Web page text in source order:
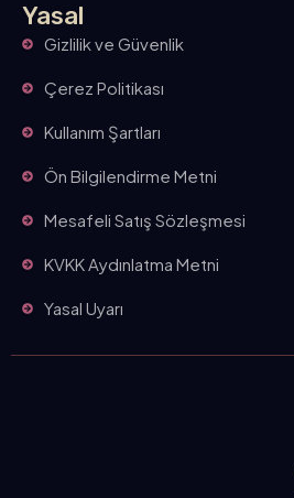
Yasal
Gizlilik ve Güvenlik
Çerez Politikası
Kullanım Şartları
Ön Bilgilendirme Metni
Mesafeli Satış Sözleşmesi
KVKK Aydınlatma Metni
Yasal Uyarı